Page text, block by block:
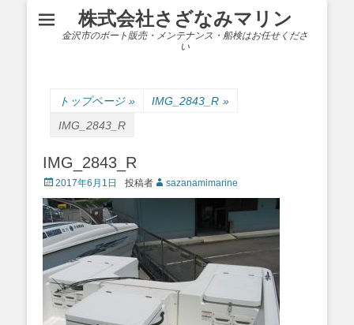
株式会社さざなみマリン
金沢市のボート販売・メンテナンス・船検はお任せくださ
い
トップページ » IMG_2843_R »
IMG_2843_R
IMG_2843_R
Posted
on
2017年6月1日 投稿者 sazanamimarine